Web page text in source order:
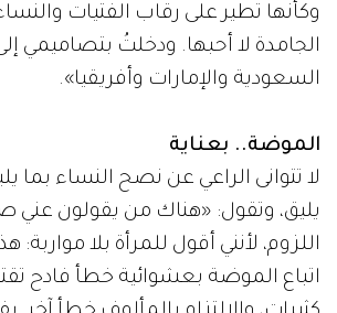
وكأنها تطير على رقاب الفتيات
الجامدة لا أحبها. ودخلتُ بتصاميمي
السعودية والإمارات وأفريقيا».
الموضة.. بعناية
لا تتوانى الراعي عن نصح النساء بما
يليق، وتقول: «هناك من يقولون عني
اللزوم، لأنني أقول للمرأة بلا مواربة:
اتباع الموضة بعشوائية خطأ فادح